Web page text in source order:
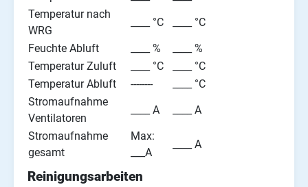
Temperatur nach
WRG
____ °C
____ °C
Feuchte Abluft
____ %
____ %
Temperatur Zuluft
____ °C
____ °C
Temperatur Abluft
--------
____ °C
Stromaufnahme
Ventilatoren
____ A
____ A
Stromaufnahme
gesamt
Max:
___A
____ A
Reinigungsarbeiten